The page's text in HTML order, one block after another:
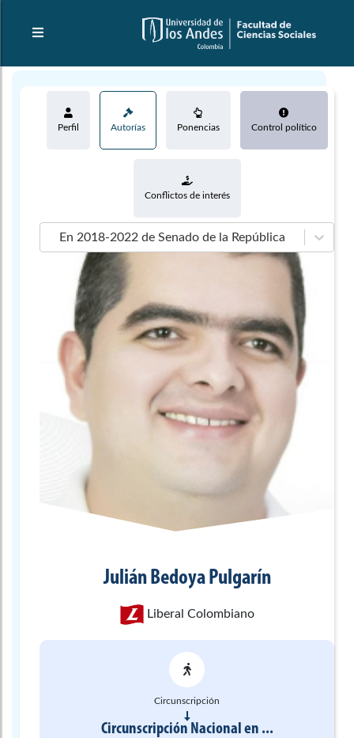
Perfil Autorías Ponencias Control político
Conflictos de interés
En 2018-2022 de Senado de la República
Julián Bedoya Pulgarín
Liberal Colombiano
Circunscripción
Circunscripción Nacional en ...